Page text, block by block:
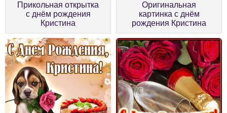
Прикольная открытка
с днём рождения
Кристина
Оригинальная
картинка с днём
рождения Кристина